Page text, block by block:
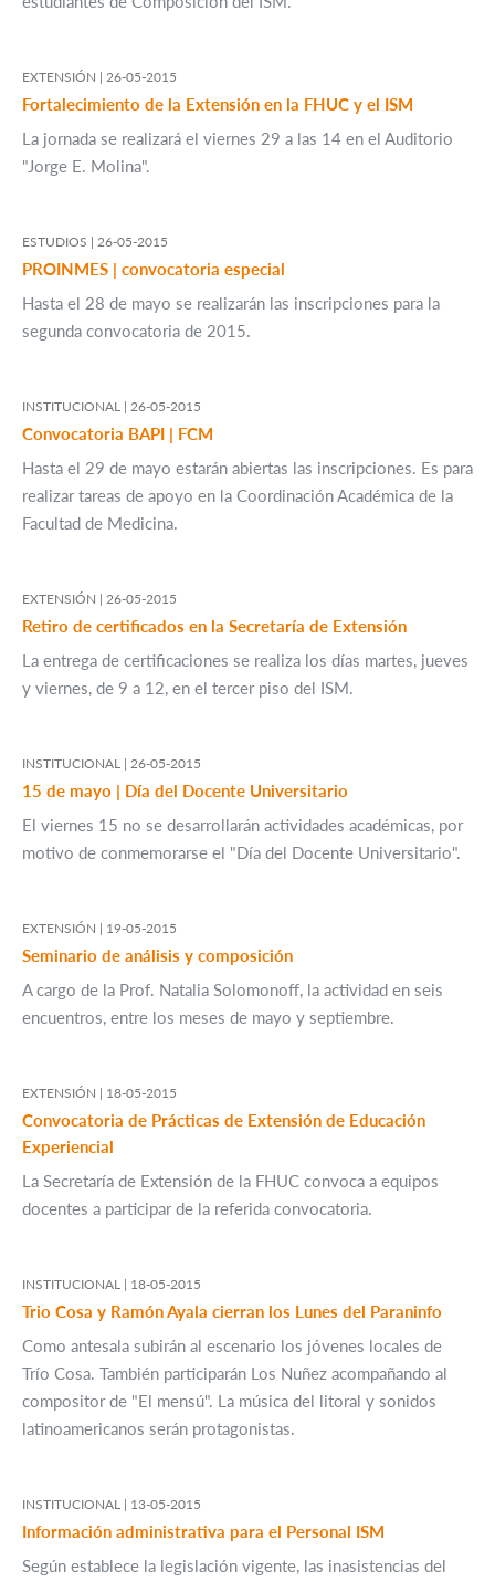
EXTENSIÓN | 26-05-2015
Fortalecimiento de la Extensión en la FHUC y el ISM
La jornada se realizará el viernes 29 a las 14 en el Auditorio
"Jorge E. Molina".
ESTUDIOS | 26-05-2015
PROINMES | convocatoria especial
Hasta el 28 de mayo se realizarán las inscripciones para la
segunda convocatoria de 2015.
INSTITUCIONAL | 26-05-2015
Convocatoria BAPI | FCM
Hasta el 29 de mayo estarán abiertas las inscripciones. Es para
realizar tareas de apoyo en la Coordinación Académica de la
Facultad de Medicina.
EXTENSIÓN | 26-05-2015
Retiro de certificados en la Secretaría de Extensión
La entrega de certificaciones se realiza los días martes, jueves
y viernes, de 9 a 12, en el tercer piso del ISM.
INSTITUCIONAL | 26-05-2015
15 de mayo | Día del Docente Universitario
El viernes 15 no se desarrollarán actividades académicas, por
motivo de conmemorarse el "Día del Docente Universitario".
EXTENSIÓN | 19-05-2015
Seminario de análisis y composición
A cargo de la Prof. Natalia Solomonoff, la actividad en seis
encuentros, entre los meses de mayo y septiembre.
EXTENSIÓN | 18-05-2015
Convocatoria de Prácticas de Extensión de Educación
Experiencial
La Secretaría de Extensión de la FHUC convoca a equipos
docentes a participar de la referida convocatoria.
INSTITUCIONAL | 18-05-2015
Trio Cosa y Ramón Ayala cierran los Lunes del Paraninfo
Como antesala subirán al escenario los jóvenes locales de
Trío Cosa. También participarán Los Nuñez acompañando al
compositor de "El mensú". La música del litoral y sonidos
latinoamericanos serán protagonistas.
INSTITUCIONAL | 13-05-2015
Información administrativa para el Personal ISM
Según establece la legislación vigente, las inasistencias del